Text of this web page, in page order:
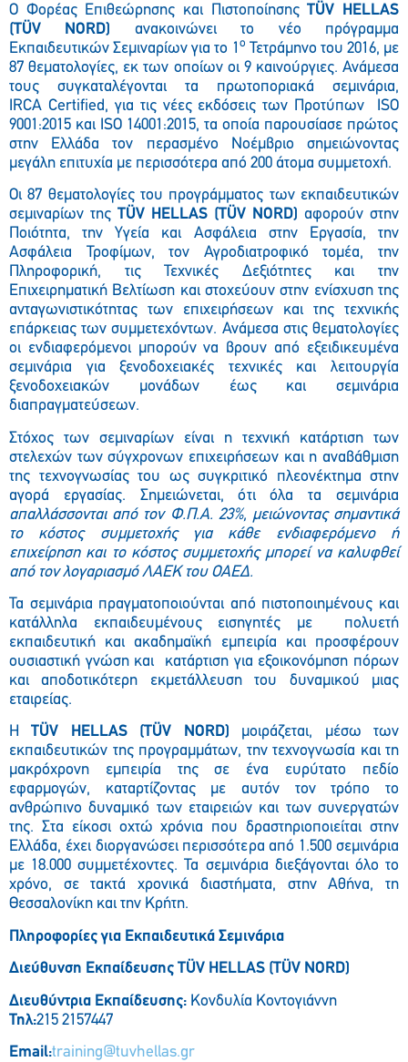
Ο Φορέας Επιθεώρησης και ΠιστοποίησηςTÜV HELLAS
(ΤÜV NORD) ανακοινώνει το νέο πρόγραμμα
Εκπαιδευτικών Σεμιναρίων για το 1 ο Τετράμηνο του 2016, με
87 θεματολογίες, εκ των οποίων οι 9 καινούργιες. Ανάμεσα
τους συγκαταλέγονται τα πρωτοποριακά σεμινάρια,
IRCA Certified, για τις νέες εκδόσεις των Προτύπων
ISO
9001:2015 και ISO 14001:2015, τα οποία παρουσίασε πρώτος
στην Ελλάδα τον περασμένο Νοέμβριο σημειώνοντας
μεγάλη επιτυχία με περισσότερα από 200 άτομα συμμετοχή.
Οι 87 θεματολογίες του προγράμματος των εκπαιδευτικών
σεμιναρίων της TÜV HELLAS (ΤÜV NORD) αφορούν στην
Ποιότητα, την Υγεία και Ασφάλεια στην Εργασία, την
Ασφάλεια Τροφίμων, τον Αγροδιατροφικό τομέα, την
Πληροφορική, τις Τεχνικές Δεξιότητες και την
Επιχειρηματική Βελτίωση και στοχεύουν στην ενίσχυση της
ανταγωνιστικότητας των επιχειρήσεων και της τεχνικής
επάρκειας των συμμετεχόντων. Ανάμεσα στις θεματολογίες
οι ενδιαφερόμενοι μπορούν να βρουν από εξειδικευμένα
σεμινάρια για ξενοδοχειακές τεχνικές και λειτουργία
ξενοδοχειακών μονάδων έως και σεμινάρια
διαπραγματεύσεων.
Στόχος των σεμιναρίων είναι η τεχνική κατάρτιση των
στελεχών των σύγχρονων επιχειρήσεων και η αναβάθμιση
της τεχνογνωσίας του ως συγκριτικό πλεονέκτημα στην
αγορά εργασίας. Σημειώνεται, ότι όλα τα σεμινάρια
απαλλάσσονται από τον Φ.Π.Α. 23%, μειώνοντας σημαντικά
το κόστος συμμετοχής για κάθε ενδιαφερόμενο ή
επιχείρηση και το κόστος συμμετοχής μπορεί να καλυφθεί
από τον λογαριασμό ΛΑΕΚ του ΟΑΕΔ.
Τα σεμινάρια πραγματοποιούνται από πιστοποιημένους και
κατάλληλα εκπαιδευμένους εισηγητές με πολυετή
εκπαιδευτική και ακαδημαϊκή εμπειρία και προσφέρουν
ουσιαστική γνώση και κατάρτιση για εξοικονόμηση πόρων
και αποδοτικότερη εκμετάλλευση του δυναμικού μιας
εταιρείας.
ΗTÜV HELLAS (ΤÜV NORD) μοιράζεται, μέσω των
εκπαιδευτικών της προγραμμάτων, την τεχνογνωσία και τη
μακρόχρονη εμπειρία της σε ένα ευρύτατο πεδίο
εφαρμογών, καταρτίζοντας με αυτόν τον τρόπο το
ανθρώπινο δυναμικό των εταιρειών και των συνεργατών
της. Στα είκοσι οχτώ χρόνια που δραστηριοποιείται στην
Ελλάδα, έχει διοργανώσει περισσότερα από 1.500 σεμινάρια
με 18.000 συμμετέχοντες. Τα σεμινάρια διεξάγονται όλο το
χρόνο, σε τακτά χρονικά διαστήματα, στην Αθήνα, τη
Θεσσαλονίκη και την Κρήτη.
Πληροφορίες για Εκπαιδευτικά Σεμινάρια
Διεύθυνση Εκπαίδευσης TÜV HELLAS (ΤÜV NORD)
Διευθύντρια Εκπαίδευσης: Κονδυλία Κοντογιάννη
Τηλ:215 2157447
Email:training@tuvhellas.gr